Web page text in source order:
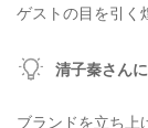
ゲストの目を引く
清子秦さん
ブランドを立ち上